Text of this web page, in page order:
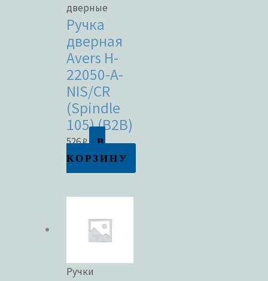
дверные
Ручка
дверная
Avers H-
22050-A-
NIS/CR
(Spindle
105) (B2B)
526₽
В
КОРЗИНУ
Ручки